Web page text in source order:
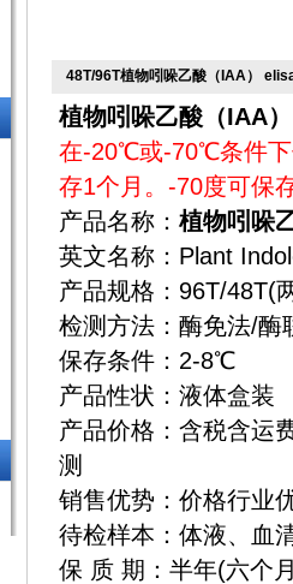
48T/96T植物吲哚乙酸（IAA）
植物吲哚乙酸（IAA
在-20℃或-70℃条件
存1个月。-70度可保
产品名称： 植物吲哚
英文名称：Plant
产品规格：96T/48T(
检测方法：酶免法/酶
保存条件：2-8℃
产品性状：液体盒装
产品价格：含税含运
测
销售优势：价格行业
待检样本：体液、血
保 质 期：半年(六个